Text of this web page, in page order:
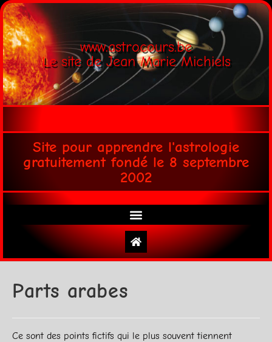
www.astrocours.be
Le site de Jean Marie Michiels
Site pour apprendre l'astrologie
gratuitement fondé le 8 septembre
2002
Parts arabes
Ce sont des points fictifs qui le plus souvent tiennent